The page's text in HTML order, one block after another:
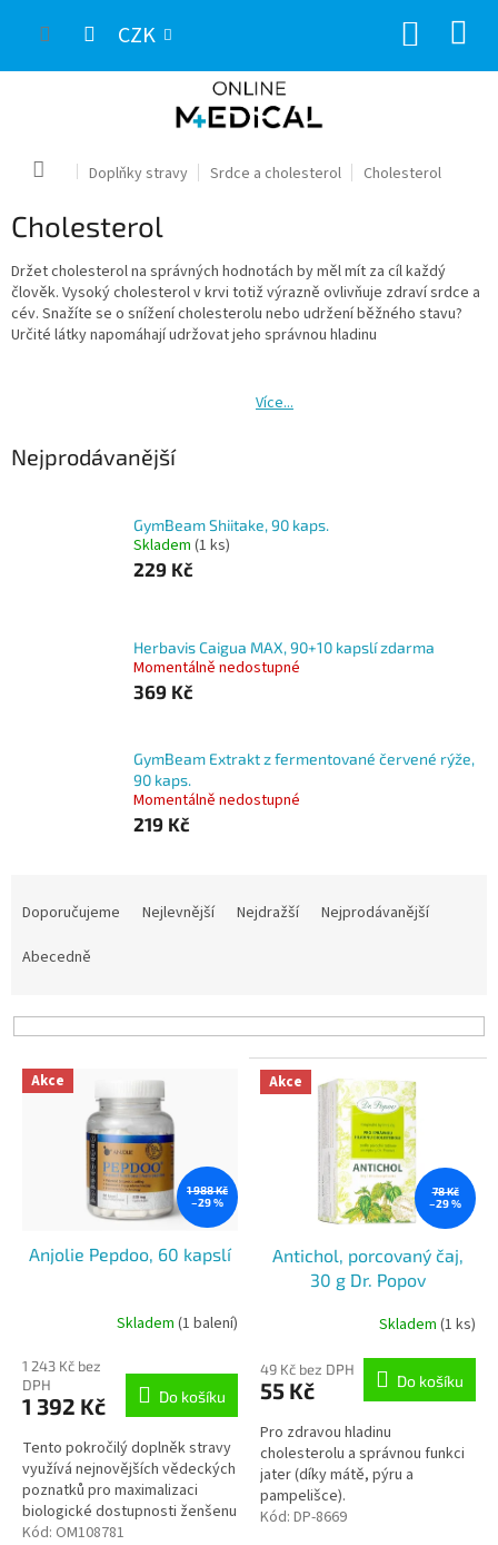
CZK
Domů Doplňky stravy Srdce a cholesterol Cholesterol
Cholesterol
Držet cholesterol na správných hodnotách by měl mít za cíl každý
člověk. Vysoký cholesterol v krvi totiž výrazně ovlivňuje zdraví srdce a
cév. Snažíte se o snížení cholesterolu nebo udržení běžného stavu?
Určité látky napomáhají udržovat jeho správnou hladinu
Více...
Nejprodávanější
GymBeam Shiitake, 90 kaps.
Skladem (1 ks)
229 Kč
Herbavis Caigua MAX, 90+10 kapslí zdarma
Momentálně nedostupné
369 Kč
GymBeam Extrakt z fermentované červené rýže,
90 kaps.
Momentálně nedostupné
219 Kč
p
Doporučujeme Nejlevnější Nejdražší
Nejprodávanější
Abecedně
V Akce
1 988 Kč
–29 %
Anjolie Pepdoo, 60 kapslí
Skladem (1 balení)
1 243 Kč bez
DPH
1 392 Kč Do košíku
Tento pokročilý doplněk stravy
využívá nejnovějších vědeckých
poznatků pro maximalizaci
biologické dostupnosti ženšenu
a pivoňky.
Kód: OM108781
Akce
78 Kč
–29 %
Antichol, porcovaný čaj,
30 g Dr. Popov
Skladem (1 ks)
49 Kč bez DPH
55 Kč Do košíku
Pro zdravou hladinu
cholesterolu a správnou funkci
jater (díky mátě, pýru a
pampelišce).
Kód: DP-8669